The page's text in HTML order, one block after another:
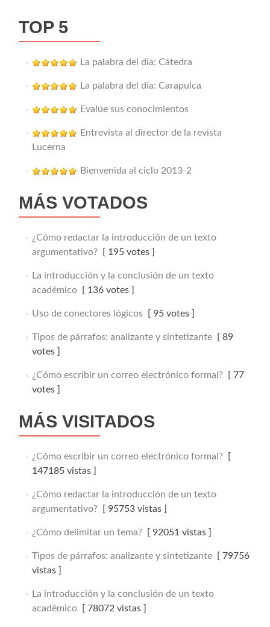
TOP 5
La palabra del día: Cátedra
La palabra del día: Carapulca
Evalúe sus conocimientos
Entrevista al director de la revista
Lucerna
Bienvenida al ciclo 2013-2
MÁS VOTADOS
¿Cómo redactar la introducción de un texto
argumentativo?[ 195 votes ]
La introducción y la conclusión de un texto
académico[ 136 votes ]
Uso de conectores lógicos[ 95 votes ]
Tipos de párrafos: analizante y sintetizante[ 89
votes ]
¿Cómo escribir un correo electrónico formal?[ 77
votes ]
MÁS VISITADOS
¿Cómo escribir un correo electrónico formal?[
147185 vistas ]
¿Cómo redactar la introducción de un texto
argumentativo?[ 95753 vistas ]
¿Cómo delimitar un tema?[ 92051 vistas ]
Tipos de párrafos: analizante y sintetizante[ 79756
vistas ]
La introducción y la conclusión de un texto
académico[ 78072 vistas ]